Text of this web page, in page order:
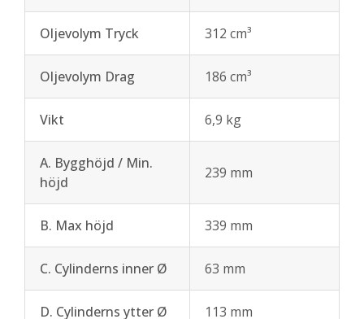
Oljevolym Tryck 312 cm³
Oljevolym Drag 186 cm³
Vikt 6,9 kg
A. Bygghöjd / Min.
höjd
239 mm
B. Max höjd 339 mm
C. Cylinderns inner Ø 63 mm
D. Cylinderns ytter Ø 113 mm